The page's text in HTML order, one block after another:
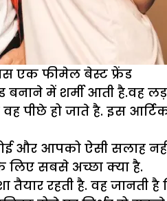
एक फीमेल बेस्ट फ्रेंड
में शर्मी आती है.वह
पीछे हो जाते है. इस
कोई और आपको ऐसी
सबसे अच्छा क्या है.
रहती है. वह